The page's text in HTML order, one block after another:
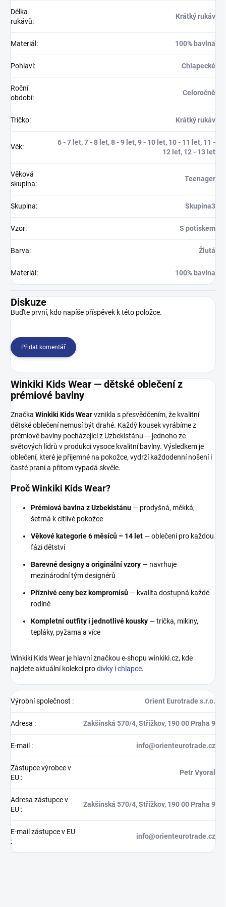
Délka
rukávů:
Krátký rukáv
Materiál : 100% bavlna
Pohlaví: Chlapecké
Roční
období:
Celoročně
Tričko: Krátký rukáv
Věk:
6 - 7 let, 7 - 8 let, 8 - 9 let, 9 - 10 let, 10 - 11 let, 11 -
12 let, 12 - 13 let
Věková
skupina:
Teenager
Skupina: Skupina3
Vzor: S potiskem
Barva: Žlutá
Materiál : 100% bavlna
Diskuze
Buďte první, kdo napíše příspěvek k této položce.
Přidat komentář
Winkiki Kids Wear — dětské oblečení z
prémiové bavlny
Značka Winkiki Kids Wearvznikla s přesvědčením, že kvalitní
dětské oblečení nemusí být drahé. Každý kousek vyrábíme z
prémiové bavlny pocházející z Uzbekistánu — jednoho ze
světových lídrů v produkci vysoce kvalitní bavlny. Výsledkem je
oblečení, které je příjemné na pokožce, vydrží každodenní nošení i
časté praní a přitom vypadá skvěle.
Proč Winkiki Kids Wear?
Prémiová bavlna z Uzbekistánu — prodyšná, měkká,
šetrná k citlivé pokožce
Věkové kategorie 6 měsíců – 14 let — oblečení pro každou
fázi dětství
Barevné designy a originální vzory — navrhuje
mezinárodní tým designérů
Příznivé ceny bez kompromisů — kvalita dostupná každé
rodině
Kompletní outfity i jednotlivé kousky — trička, mikiny,
tepláky, pyžama a více
Winkiki Kids Wear je hlavní značkou e-shopu winkiki.cz, kde
najdete aktuální kolekci prodívky i chlapce.
Výrobní společnost : Orient Eurotrade s.r.o.
Adresa : Zakšínská 570/4, Střížkov, 190 00 Praha 9
E-mail : info@orienteurotrade.cz
Zástupce výrobce v
EU :
Petr Vyoral
Adresa zástupce v
EU :
Zakšínská 570/4, Střížkov, 190 00 Praha 9
E-mail zástupce v EU
:
info@orienteurotrade.cz